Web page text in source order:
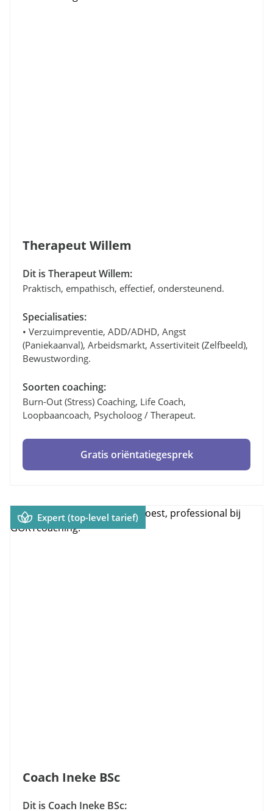
Therapeut Willem
Dit is Therapeut Willem:
Praktisch, empathisch, effectief, ondersteunend.
Specialisaties:
• Verzuimpreventie, ADD/ADHD, Angst
(paniekaanval), Arbeidsmarkt, Assertiviteit (zelfbeeld),
Bewustwording.
Soorten coaching:
Burn-Out (stress) Coaching, Life Coach,
Loopbaancoach, Psycholoog / Therapeut.
Gratis oriëntatiegesprek
Expert (top-level tarief)
Coach Ineke BSc
Dit is Coach Ineke BSc: